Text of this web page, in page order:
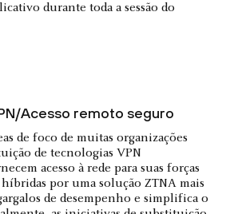
durante toda a sessão do
Acesso remoto seguro
de foco de muitas organizações
de tecnologias VPN
acesso à rede para suas forças
por uma solução ZTNA mais
de desempenho e simplifica o